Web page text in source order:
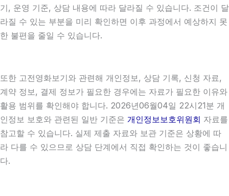
기, 운영 기준, 상담 내용에 따라 달라질 수 있습니다. 조건이 달
라질 수 있는 부분을 미리 확인하면 이후 과정에서 예상하지 못
한 불편을 줄일 수 있습니다.
또한 고전영화보기와 관련해 개인정보, 상담 기록, 신청 자료,
계약 정보, 결제 정보가 필요한 경우에는 자료가 필요한 이유와
활용 범위를 확인해야 합니다. 2026년06월04일 22시21분 개
인정보 보호와 관련된 일반 기준은 개인정보보호위원회 자료를
참고할 수 있습니다. 실제 제출 자료와 보관 기준은 상황에 따
라 다를 수 있으므로 상담 단계에서 직접 확인하는 것이 좋습니
다.